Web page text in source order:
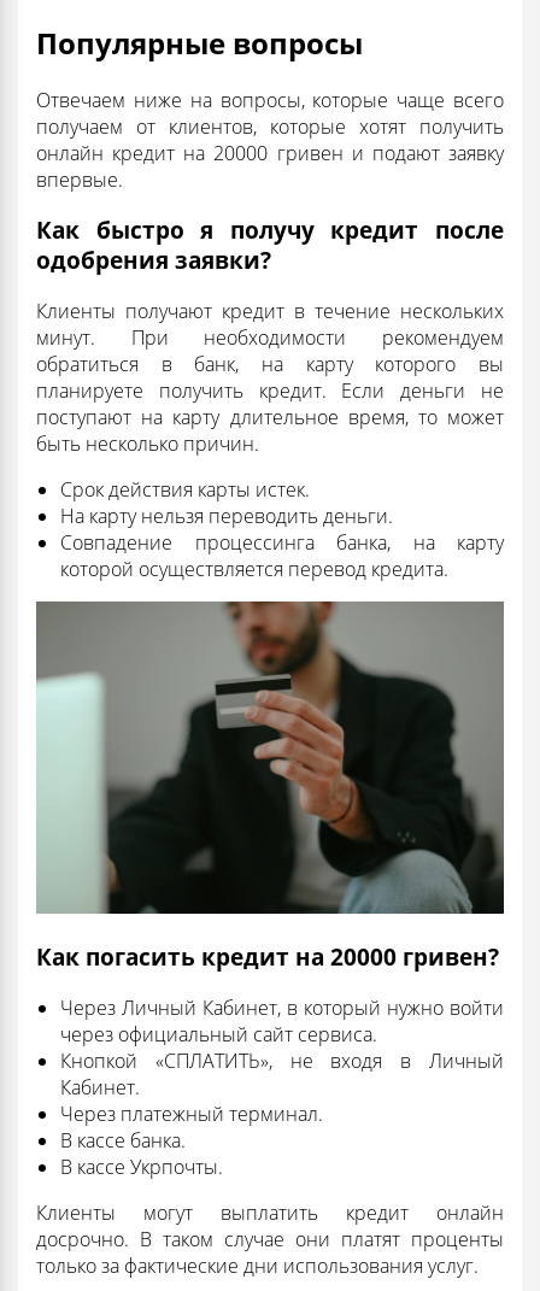
Популярные вопросы
Отвечаем ниже на вопросы, которые чаще всего
получаем от клиентов, которые хотят получить
онлайн кредит на 20000 гривен и подают заявку
впервые.
Как быстро я получу кредит после
одобрения заявки?
Клиенты получают кредит в течение нескольких
минут. При необходимости рекомендуем
обратиться в банк, на карту которого вы
планируете получить кредит. Если деньги не
поступают на карту длительное время, то может
быть несколько причин.
Срок действия карты истек.
На карту нельзя переводить деньги.
Совпадение процессинга банка, на карту
которой осуществляется перевод кредита.
Как погасить кредит на 20000 гривен?
Через Личный Кабинет, в который нужно войти
через официальный сайт сервиса.
Кнопкой «СПЛАТИТЬ», не входя в Личный
Кабинет.
Через платежный терминал.
В кассе банка.
В кассе Укрпочты.
Клиенты могут выплатить кредит онлайн
досрочно. В таком случае они платят проценты
только за фактические дни использования услуг.